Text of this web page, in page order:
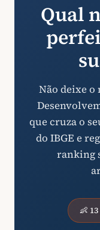
Qual
Não deixe o
que cruza o
do IBGE e
ranking
👶